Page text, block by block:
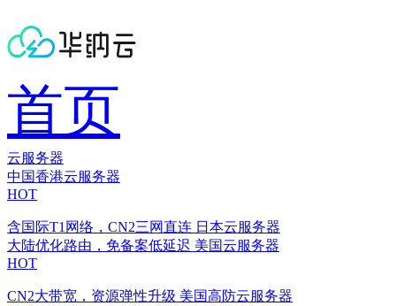
首页
云服务器
中国香港云服务器
HOT
含国际T1网络，CN2三网直连 日本云服务器
大陆优化路由，免备案低延迟 美国云服务器
HOT
CN2大带宽，资源弹性升级 美国高防云服务器